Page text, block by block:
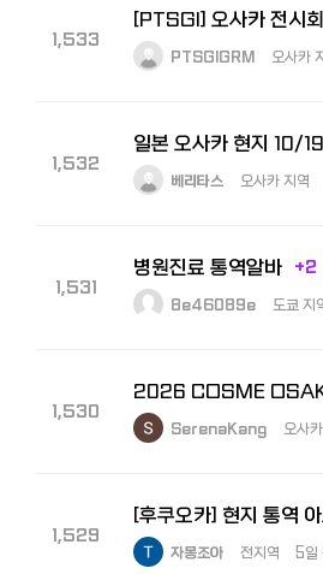
1,533
[PTSGI] 오사카 전시
PTSGIGRM 오사카
1,532
베리타스 오사카 지역
1,531
병원진료 통역알바 +2
8e46089e 도쿄 지
1,530
SerenaKang 오사
1,529
[후쿠오카] 현지 통역
자몽조아 전지역 5일